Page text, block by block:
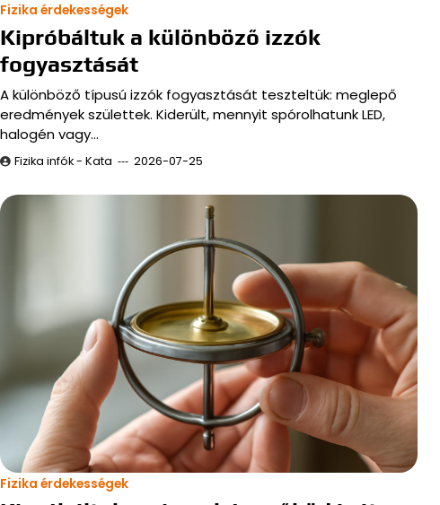
Fizika érdekességek
Kipróbáltuk a különböző izzók
fogyasztását
A különböző típusú izzók fogyasztását teszteltük: meglepő
eredmények születtek. Kiderült, mennyit spórolhatunk LED,
halogén vagy…
Fizika infók - Kata 2026-07-25
Fizika érdekességek